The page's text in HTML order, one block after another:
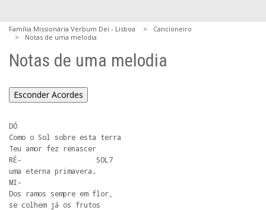
Família Missionária Verbum Dei - Lisboa
Cancioneiro
Notas de uma melodia
Notas de uma melodia
Esconder Acordes
DÓ
Como o Sol sobre esta terra
Teu amor fez renascer
RÉ-                  SOL7
uma eterna primavera.
MI-
Dos ramos sempre em flor,
se colhem já os frutos